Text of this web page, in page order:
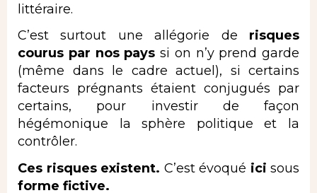
littéraire.
C’est surtout une allégorie de risques
courus par nos pays si on n’y prend garde
(même dans le cadre actuel), si certains
facteurs prégnants étaient conjugués par
certains, pour investir de façon
hégémonique la sphère politique et la
contrôler.
Ces risques existent. C’est évoqué ici sous
forme fictive.